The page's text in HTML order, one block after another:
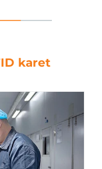
karet